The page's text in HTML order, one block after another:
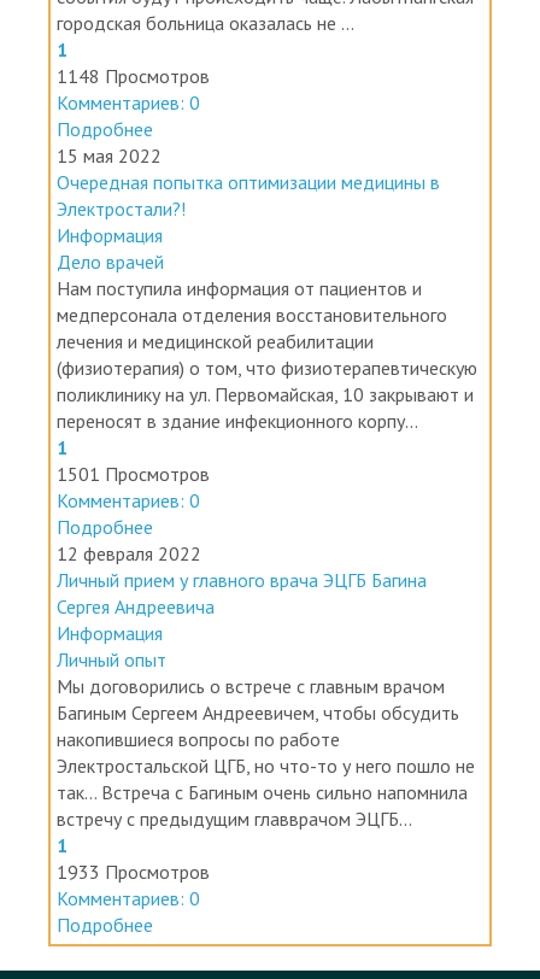
сотрудников. Предполагается, что теперь такие
события будут происходить чаще. Лабытнангская
городская больница оказалась не ...
1
1148 Просмотров
Комментариев: 0
Подробнее
15 мая 2022
Очередная попытка оптимизации медицины в
Электростали?!
Информация
Дело врачей
Нам поступила информация от пациентов и
медперсонала отделения восстановительного
лечения и медицинской реабилитации
(физиотерапия) о том, что физиотерапевтическую
поликлинику на ул. Первомайская, 10 закрывают и
переносят в здание инфекционного корпу...
1
1501 Просмотров
Комментариев: 0
Подробнее
12 февраля 2022
Личный прием у главного врача ЭЦГБ Багина
Сергея Андреевича
Информация
Личный опыт
Мы договорились о встрече с главным врачом
Багиным Сергеем Андреевичем, чтобы обсудить
накопившиеся вопросы по работе
Электростальской ЦГБ, но что-то у него пошло не
так... Встреча с Багиным очень сильно напомнила
встречу с предыдущим главврачом ЭЦГБ...
1
1933 Просмотров
Комментариев: 0
Подробнее